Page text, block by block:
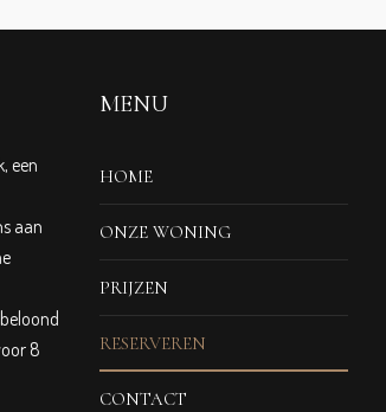
een
aan
8
MENU
HOME
ONZE WONING
PRIJZEN
RESERVEREN
CONTACT